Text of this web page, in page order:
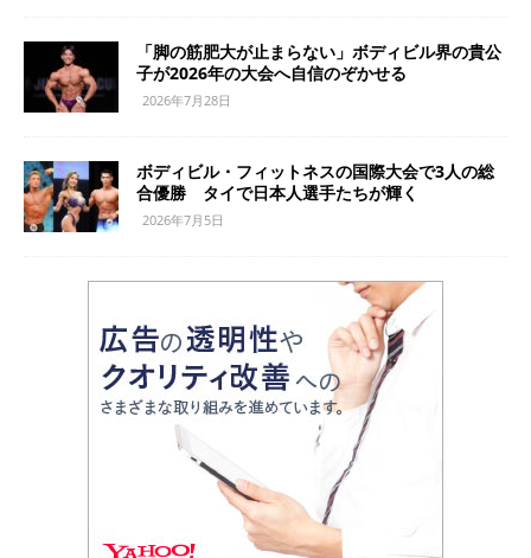
「脚の筋肥大が止まらない」ボディビル界の貴公
子が2026年の大会へ自信のぞかせる
2026年7月28日
ボディビル・フィットネスの国際大会で3人の総
合優勝 タイで日本人選手たちが輝く
2026年7月5日